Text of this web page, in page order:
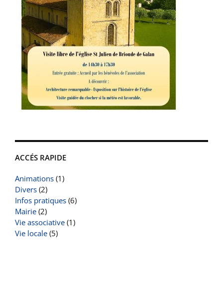
ACCÉS RAPIDE
Animations (1)
Divers (2)
Infos pratiques (6)
Mairie (2)
Vie associative (1)
Vie locale (5)